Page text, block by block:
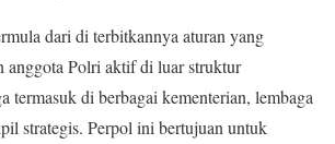
dari di terbitkannya aturan yang
anggota Polri aktif di luar struktur
termasuk di berbagai kementerian, lembaga
strategis. Perpol ini bertujuan untuk